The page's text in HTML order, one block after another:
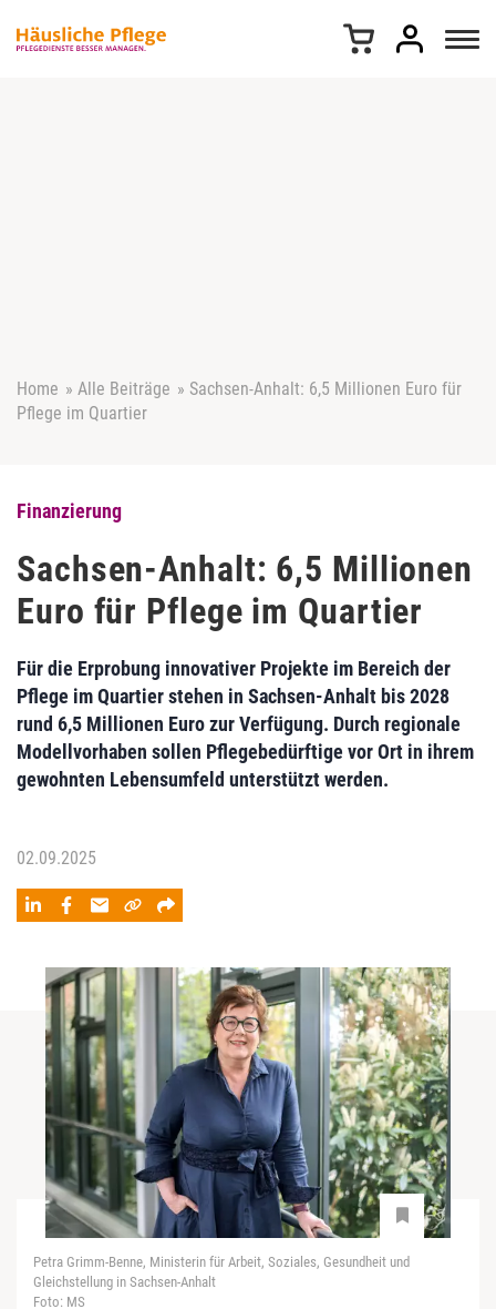
Home » Alle Beiträge » Sachsen-Anhalt: 6,5 Millionen Euro für
Pflege im Quartier
Finanzierung
Sachsen-Anhalt: 6,5 Millionen
Euro für Pflege im Quartier
Für die Erprobung innovativer Projekte im Bereich der
Pflege im Quartier stehen in Sachsen-Anhalt bis 2028
rund 6,5 Millionen Euro zur Verfügung. Durch regionale
Modellvorhaben sollen Pflegebedürftige vor Ort in ihrem
gewohnten Lebensumfeld unterstützt werden.
02.09.2025
Petra Grimm-Benne, Ministerin für Arbeit, Soziales, Gesundheit und
Gleichstellung in Sachsen-Anhalt
Foto: MS